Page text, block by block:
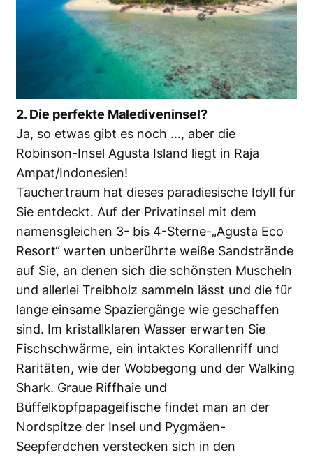
2. Die perfekte Malediveninsel?
Ja, so etwas gibt es noch …, aber die
Robinson-Insel Agusta Island liegt in Raja
Ampat/Indonesien!
Tauchertraum hat dieses paradiesische Idyll für
Sie entdeckt. Auf der Privatinsel mit dem
namensgleichen 3- bis 4-Sterne-„Agusta Eco
Resort“ warten unberührte weiße Sandstrände
auf Sie, an denen sich die schönsten Muscheln
und allerlei Treibholz sammeln lässt und die für
lange einsame Spaziergänge wie geschaffen
sind. Im kristallklaren Wasser erwarten Sie
Fischschwärme, ein intaktes Korallenriff und
Raritäten, wie der Wobbegong und der Walking
Shark. Graue Riffhaie und
Büffelkopfpapageifische findet man an der
Nordspitze der Insel und Pygmäen-
Seepferdchen verstecken sich in den